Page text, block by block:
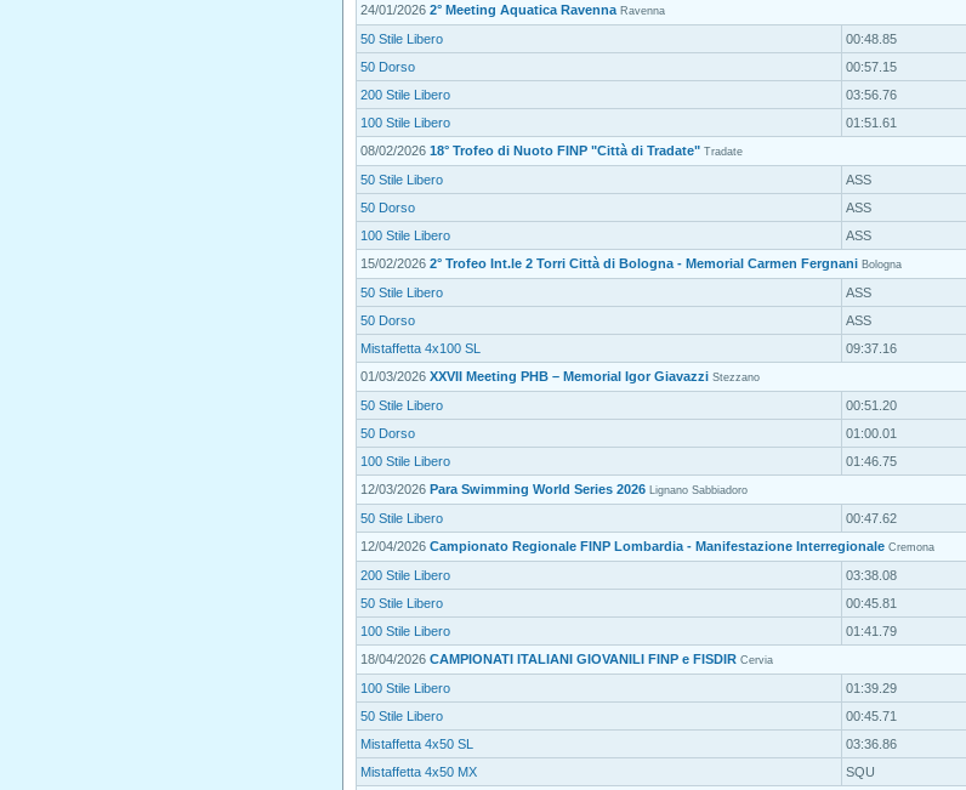
24/01/2026 2° Meeting Aquatica Ravenna Ravenna
50 Stile Libero
00:48.85
50 Dorso
00:57.15
200 Stile Libero
03:56.76
100 Stile Libero
01:51.61
08/02/2026 18° Trofeo di Nuoto FINP "Città di Tradate" Tradate
50 Stile Libero
ASS
50 Dorso
ASS
100 Stile Libero
ASS
15/02/2026 2° Trofeo Int.le 2 Torri Città di Bologna - Memorial Carmen Fergnani Bologna
50 Stile Libero
ASS
50 Dorso
ASS
Mistaffetta 4x100 SL
09:37.16
01/03/2026 XXVII Meeting PHB – Memorial Igor Giavazzi Stezzano
50 Stile Libero
00:51.20
50 Dorso
01:00.01
100 Stile Libero
01:46.75
12/03/2026 Para Swimming World Series 2026 Lignano Sabbiadoro
50 Stile Libero
00:47.62
12/04/2026 Campionato Regionale FINP Lombardia - Manifestazione Interregionale Cremona
200 Stile Libero
03:38.08
50 Stile Libero
00:45.81
100 Stile Libero
01:41.79
18/04/2026 CAMPIONATI ITALIANI GIOVANILI FINP e FISDIR Cervia
100 Stile Libero
01:39.29
50 Stile Libero
00:45.71
Mistaffetta 4x50 SL
03:36.86
Mistaffetta 4x50 MX
SQU